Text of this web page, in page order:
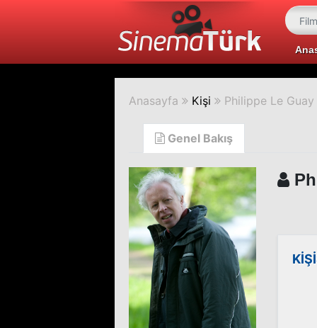
Anasayfa Kişi Philippe Le Guay
Genel Bakış